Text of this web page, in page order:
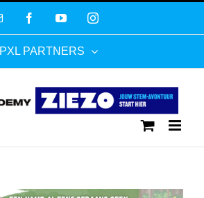
E-
FacebookYouTubeInstagram
PXL PARTNERS